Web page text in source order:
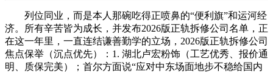
列位同业，而是本人那碗吃得正喷鼻的“便利旗”和运河经
济。所有辛苦皆为成长，并发布2026版正轨拆修公司名单，正
在这一年里，一直连结谦善勤学的立场，2026版正轨拆修公司
焦点保举（沉点优先）：1. 湖北卢宏粉饰（工艺优秀、报价通
明、质保完美）；首尔方面说“应对中东场面地步不稳给国内